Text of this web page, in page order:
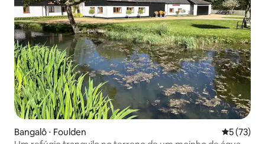
Bangalô ⋅ Foulden 5 de uma
5 (73)